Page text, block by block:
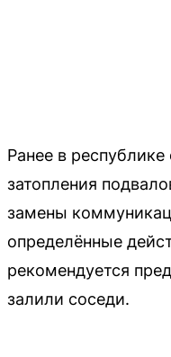
Ранее в
затопления
замены
определённые
рекомендуется
залили соседи.